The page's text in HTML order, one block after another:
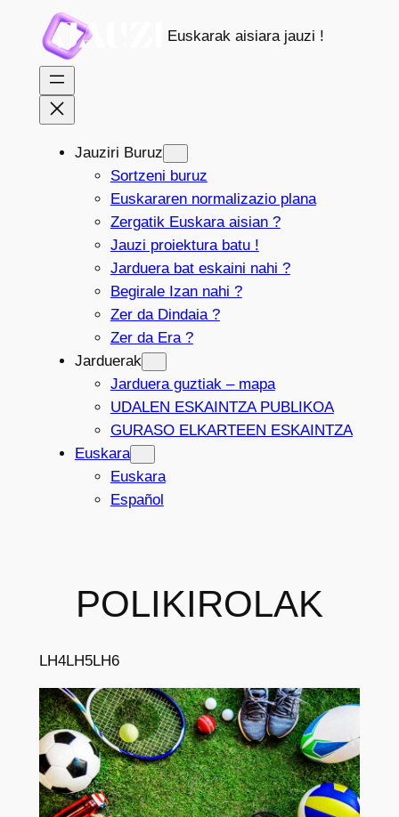
edukira
Euskarak aisiara jauzi !
Jauziri Buruz
Sortzeni buruz
Euskararen normalizazio plana
Zergatik Euskara aisian ?
Jauzi proiektura batu !
Jarduera bat eskaini nahi ?
Begirale Izan nahi ?
Zer da Dindaia ?
Zer da Era ?
Jarduerak
Jarduera guztiak – mapa
UDALEN ESKAINTZA PUBLIKOA
GURASO ELKARTEEN ESKAINTZA
Euskara
Euskara
Español
POLIKIROLAK
LH4LH5LH6